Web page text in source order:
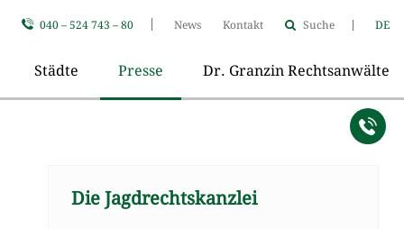
040 – 524 743 – 80 News Kontakt Suche DE
Städte Presse Dr. Granzin Rechtsanwälte
Die Jagdrechtskanzlei